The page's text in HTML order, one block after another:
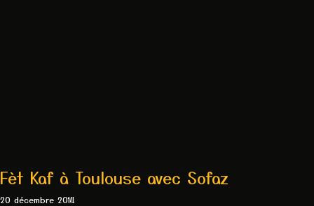
Fèt Kaf à Toulouse avec Sofaz
20 décembre 2014